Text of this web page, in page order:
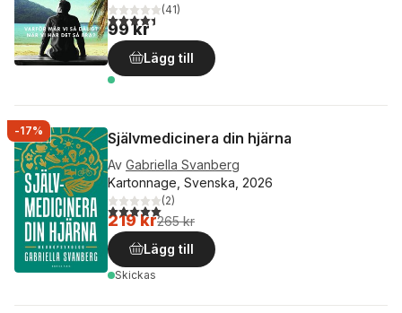
4,4utav 5 stjärnor. Totalt antal röster:
(41)
99 kr
Lägg till
-17% Självmedicinera din hjärna
Av Gabriella Svanberg
Kartonnage, Svenska, 2026
5,0utav 5 stjärnor. Totalt antal röster:
(2)
219 kr265 kr
Lägg till
Skickas